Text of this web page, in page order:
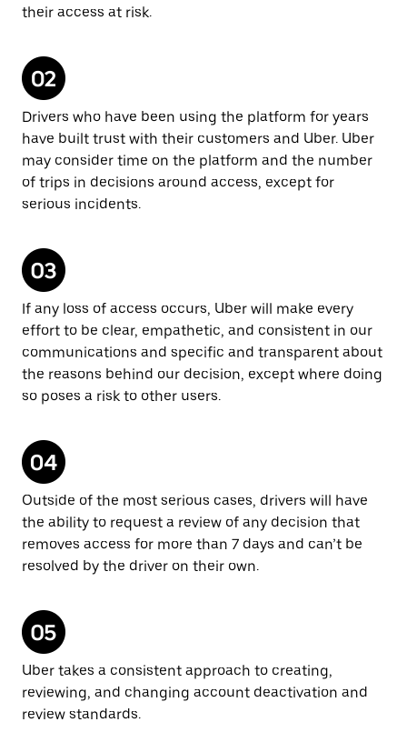
their access at risk.
Drivers who have been using the platform for years
have built trust with their customers and Uber. Uber
may consider time on the platform and the number
of trips in decisions around access, except for
serious incidents.
If any loss of access occurs, Uber will make every
effort to be clear, empathetic, and consistent in our
communications and specific and transparent about
the reasons behind our decision, except where doing
so poses a risk to other users.
Outside of the most serious cases, drivers will have
the ability to request a review of any decision that
removes access for more than 7 days and can’t be
resolved by the driver on their own.
Uber takes a consistent approach to creating,
reviewing, and changing account deactivation and
review standards.